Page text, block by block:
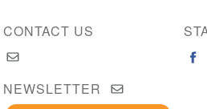
CONTACT US
NEWSLETTER